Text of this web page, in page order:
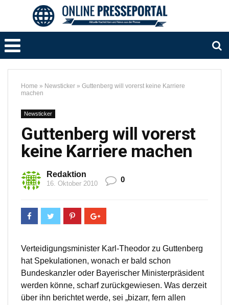
Home » Newsticker » Guttenberg will vorerst keine Karriere
machen
Newsticker
Guttenberg will vorerst
keine Karriere machen
Redaktion
16. Oktober 2010 0
Verteidigungsminister Karl-Theodor zu Guttenberg
hat Spekulationen, wonach er bald schon
Bundeskanzler oder Bayerischer Ministerpräsident
werden könne, scharf zurückgewiesen. Was derzeit
über ihn berichtet werde, sei „bizarr, fern allen